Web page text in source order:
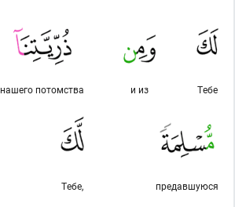
Тебе
и из
нашего потомства
предавшуюся
Тебе,